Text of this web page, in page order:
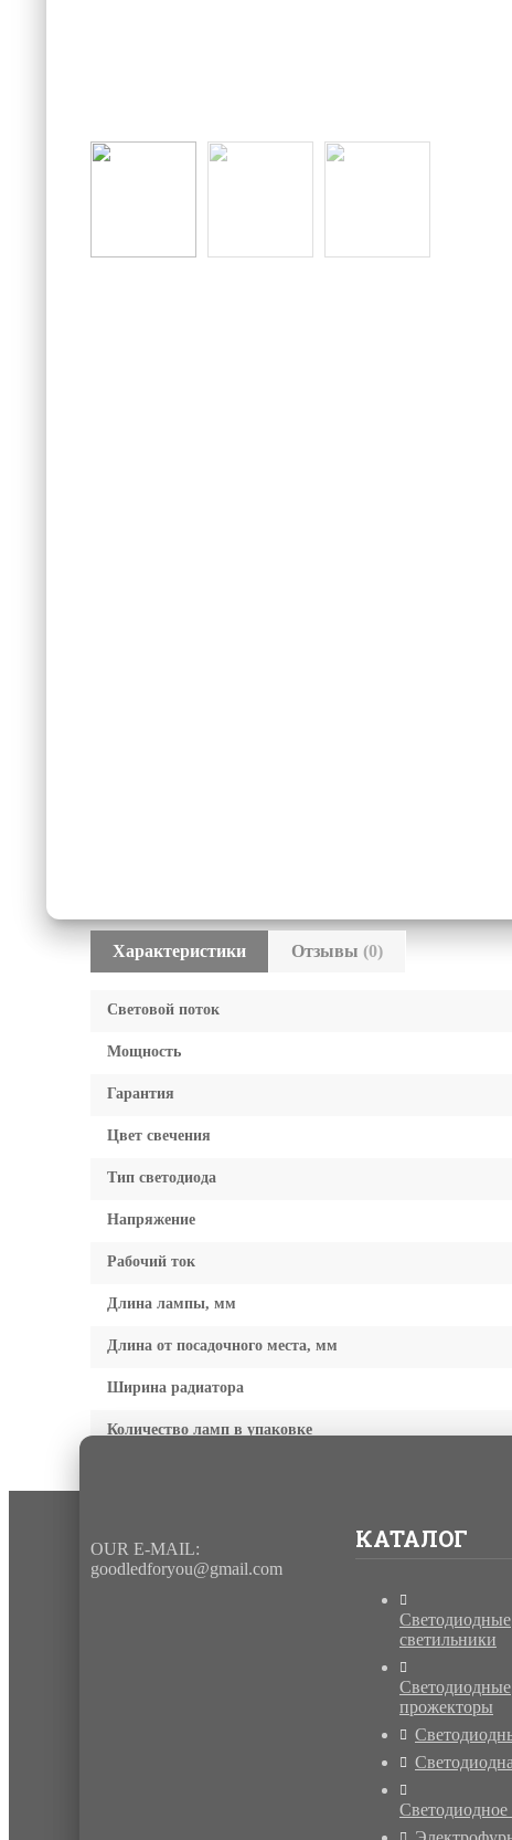
Характеристики Отзывы (0)
Световой поток
Мощность
Гарантия
Цвет свечения
Тип светодиода
Напряжение
Рабочий ток
Длина лампы, мм
Длина от посадочного места, мм
Ширина радиатора
Количество ламп в упаковке
OUR E-MAIL:
goodledforyou@gmail.cоm
КАТАЛОГ
Светодиодные
светильники
Светодиодные
прожекторы